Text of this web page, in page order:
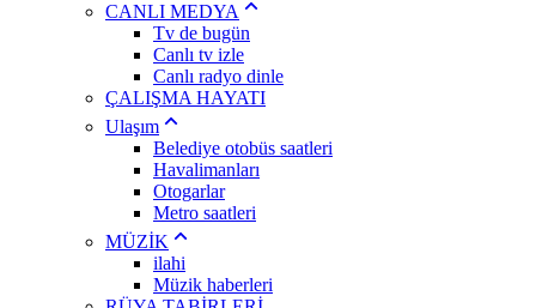
CANLI MEDYA
Tv de bugün
Canlı tv izle
Canlı radyo dinle
ÇALIŞMA HAYATI
Ulaşım
Belediye otobüs saatleri
Havalimanları
Otogarlar
Metro saatleri
MÜZİK
ilahi
Müzik haberleri